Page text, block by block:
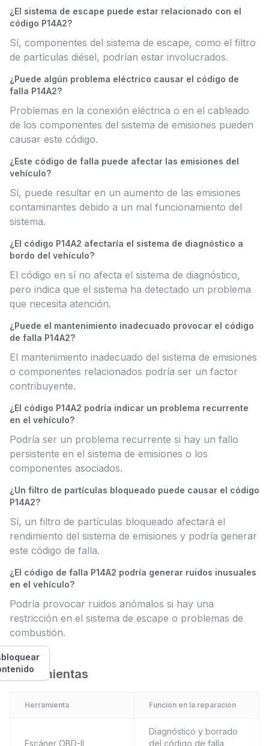
¿El sistema de escape puede estar relacionado con el
código P14A2?
Sí, componentes del sistema de escape, como el filtro
de partículas diésel, podrían estar involucrados.
¿Puede algún problema eléctrico causar el código de
falla P14A2?
Problemas en la conexión eléctrica o en el cableado
de los componentes del sistema de emisiones pueden
causar este código.
¿Este código de falla puede afectar las emisiones del
vehículo?
Sí, puede resultar en un aumento de las emisiones
contaminantes debido a un mal funcionamiento del
sistema.
¿El código P14A2 afectaría el sistema de diagnóstico a
bordo del vehículo?
El código en sí no afecta el sistema de diagnóstico,
pero indica que el sistema ha detectado un problema
que necesita atención.
¿Puede el mantenimiento inadecuado provocar el código
de falla P14A2?
El mantenimiento inadecuado del sistema de emisiones
o componentes relacionados podría ser un factor
contribuyente.
¿El código P14A2 podría indicar un problema recurrente
en el vehículo?
Podría ser un problema recurrente si hay un fallo
persistente en el sistema de emisiones o los
componentes asociados.
¿Un filtro de partículas bloqueado puede causar el código
P14A2?
Sí, un filtro de partículas bloqueado afectará el
rendimiento del sistema de emisiones y podría generar
este código de falla.
¿El código de falla P14A2 podría generar ruidos inusuales
en el vehículo?
Podría provocar ruidos anómalos si hay una
restricción en el sistema de escape o problemas de
combustión.
Herramientas
Herramienta Función en la reparación
Escáner OBD-II
Diagnóstico y borrado
del código de falla